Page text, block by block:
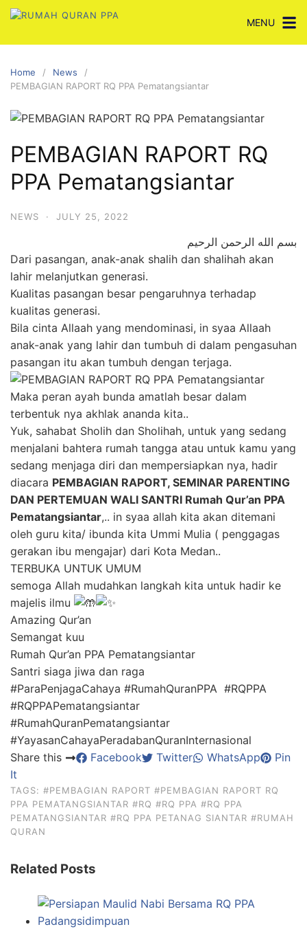
Skip
content
MENU
Home
News
PEMBAGIAN RAPORT RQ PPA Pematangsiantar
PEMBAGIAN RAPORT RQ
PPA Pematangsiantar
NEWS · JULY 25, 2022
بسم الله الرحمن الرحيم
Dari pasangan, anak-anak shalih dan shalihah akan
lahir melanjutkan generasi.
Kualitas pasangan besar pengaruhnya terhadap
kualitas generasi.
Bila cinta Allaah yang mendominasi, in syaa Allaah
anak-anak yang lahir dan tumbuh di dalam pengasuhan
pasangan itu akan tumbuh dengan terjaga.
Maka peran ayah bunda amatlah besar dalam
terbentuk nya akhlak ananda kita..
Yuk, sahabat Sholih dan Sholihah, untuk yang sedang
menjalani bahtera rumah tangga atau untuk kamu yang
sedang menjaga diri dan mempersiapkan nya, hadir
diacara PEMBAGIAN RAPORT, SEMINAR PARENTING
DAN PERTEMUAN WALI SANTRI Rumah Qur’an PPA
Pematangsiantar,.. in syaa allah kita akan ditemani
oleh guru kita/ ibunda kita Ummi Mulia ( penggagas
gerakan ibu mengajar) dari Kota Medan..
TERBUKA UNTUK UMUM
semoga Allah mudahkan langkah kita untuk hadir ke
majelis ilmu
Amazing Qur’an
Semangat kuu
Rumah Qur’an PPA Pematangsiantar
Santri siaga jiwa dan raga
#ParaPenjagaCahaya #RumahQuranPPA #RQPPA
#RQPPAPematangsiantar
#RumahQuranPematangsiantar
#YayasanCahayaPeradabanQuranInternasional
Share this
Facebook Twitter WhatsApp
Pin
It
TAGS: #PEMBAGIAN RAPORT #PEMBAGIAN RAPORT RQ
PPA PEMATANGSIANTAR #RQ #RQ PPA #RQ PPA
PEMATANGSIANTAR #RQ PPA PETANAG SIANTAR #RUMAH
QURAN
Related Posts